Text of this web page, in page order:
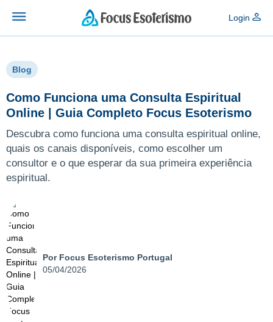
Login
Blog
Como Funciona uma Consulta Espiritual
Online | Guia Completo Focus Esoterismo
Descubra como funciona uma consulta espiritual online,
quais os canais disponíveis, como escolher um
consultor e o que esperar da sua primeira experiência
espiritual.
Por Focus Esoterismo Portugal
05/04/2026